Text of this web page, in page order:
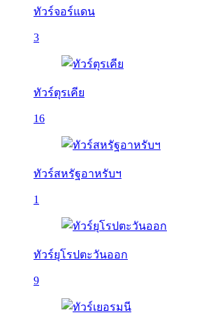
ทัวร์จอร์แดน
3
ทัวร์ตุรเคีย
16
ทัวร์สหรัฐอาหรับฯ
1
ทัวร์ยุโรปตะวันออก
9